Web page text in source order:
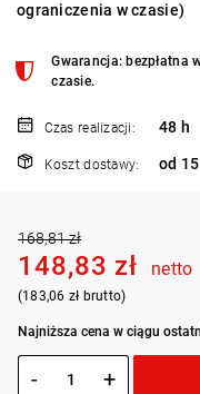
ograniczenia w czasie)
Gwarancja: bezpłatna
czasie.
Czas realizacji: 48 h
Koszt dostawy: od
168,81 zł
148,83 zł netto
(183,06 zł brutto)
Najniższa cena w ciągu
- +